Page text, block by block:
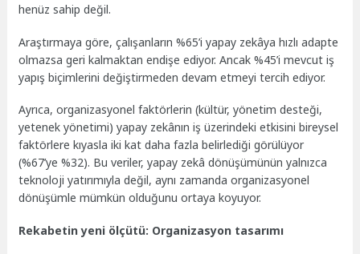
henüz sahip değil.
Araştırmaya göre, çalışanların %65’i yapay zekâya hızlı adapte
olmazsa geri kalmaktan endişe ediyor. Ancak %45’i mevcut iş
yapış biçimlerini değiştirmeden devam etmeyi tercih ediyor.
Ayrıca, organizasyonel faktörlerin (kültür, yönetim desteği,
yetenek yönetimi) yapay zekânın iş üzerindeki etkisini bireysel
faktörlere kıyasla iki kat daha fazla belirlediği görülüyor
(%67’ye %32). Bu veriler, yapay zekâ dönüşümünün yalnızca
teknoloji yatırımıyla değil, aynı zamanda organizasyonel
dönüşümle mümkün olduğunu ortaya koyuyor.
Rekabetin yeni ölçütü: Organizasyon tasarımı